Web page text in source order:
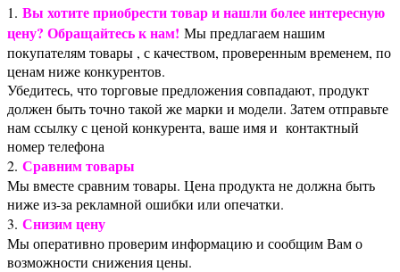
1. Вы хотите приобрести товар и нашли более интересную
цену? Обращайтесь к нам! Мы предлагаем нашим
покупателям товары , с качеством, проверенным временем, по
ценам ниже конкурентов.
Убедитесь, что торговые предложения совпадают, продукт
должен быть точно такой же марки и модели. Затем отправьте
нам ссылку с ценой конкурента, ваше имя и контактный
номер телефона
2. Сравним товары
Мы вместе сравним товары. Цена продукта не должна быть
ниже из-за рекламной ошибки или опечатки.
3. Снизим цену
Мы оперативно проверим информацию и сообщим Вам о
возможности снижения цены.